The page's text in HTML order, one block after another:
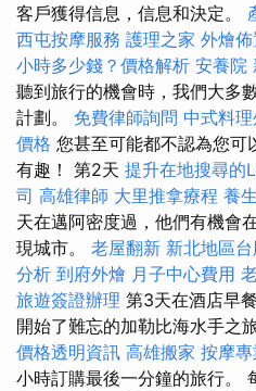
客戶獲得信息，信息和決定。
西屯按摩服務 護理之家 外燴佈
小時多少錢？價格解析 安養院
聽到旅行的機會時，我們大多
計劃。 免費律師詢問 中式料
價格 您甚至可能都不認為您可
有趣！ 第2天 提升在地搜尋的
司 高雄律師 大里推拿療程 養
天在邁阿密度過，他們有機會
現城市。 老屋翻新 新北地區
分析 到府外燴 月子中心費用
旅遊簽證辦理 第3天在酒店早
開始了難忘的加勒比海水手之
價格透明資訊 高雄搬家 按摩
小時訂購最後一分鐘的旅行。